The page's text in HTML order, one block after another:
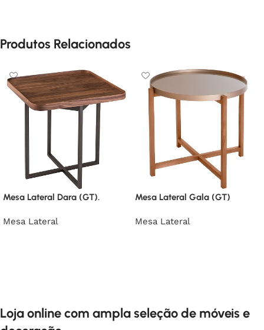
Produtos Relacionados
Mesa Lateral Dara (GT).
Mesa Lateral
Mesa Lateral Gala (GT)
Mesa Lateral
Loja online com ampla seleção de móveis e